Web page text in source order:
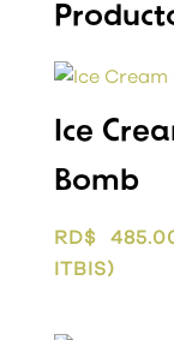
Ice
Bomb
RD$
ITBIS)